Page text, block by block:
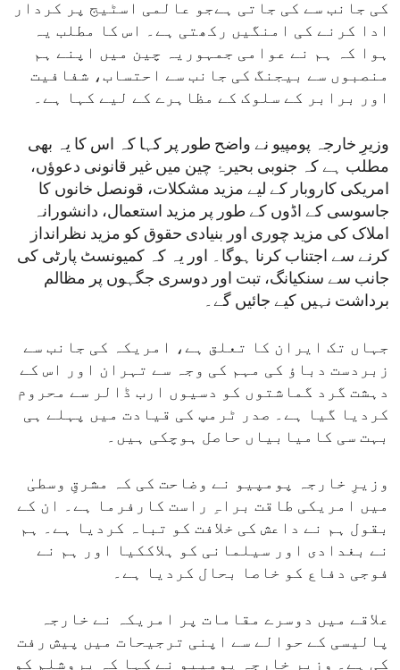
کی جانب سے کی جاتی ہےجو عالمی اسٹیج پر کردار
ادا کرنے کی امنگیں رکھتی ہے۔ اس کا مطلب یہ
ہوا کہ ہم نے عوامی جمہوریہ چین میں اپنے ہم
منصبوں سے بیجنگ کی جانب سے احتساب، شفافیت
اور برابر کے سلوک کے مظاہرے کے لیے کہا ہے۔
وزیرِ خارجہ پومپیو نے واضح طور پر کہا کہ اس کا یہ بھی
مطلب ہے کہ جنوبی بحیرۂ چین میں غیر قانونی دعوؤں،
امریکی کاروبار کے لیے مزید مشکلات، قونصل خانوں کا
جاسوسی کے اڈوں کے طور پر مزید استعمال، دانشورانہ
املاک کی مزید چوری اور بنیادی حقوق کو مزید نظرانداز
کرنے سے اجتناب کرنا ہوگا۔ اور یہ کہ کمیونسٹ پارٹی کی
جانب سے سنکیانگ، تبت اور دوسری جگہوں پر مظالم
برداشت نہیں کیے جائیں گے۔
جہاں تک ایران کا تعلق ہے، امریکہ کی جانب سے
زبردست دباؤ کی مہم کی وجہ سے تہران اور اس کے
دہشت گرد گماشتوں کو دسیوں ارب ڈالر سے محروم
کردیا گیا ہے۔ صدر ٹرمپ کی قیادت میں پہلے ہی
بہت سی کامیابیاں حاصل ہوچکی ہیں۔
وزیرِ خارجہ پومپیو نے وضاحت کی کہ مشرقِ وسطیٰ
میں امریکی طاقت براہِ راست کارفرما ہے۔ ان کے
بقول ہم نے داعش کی خلافت کو تباہ کردیا ہے۔ ہم
نے بغدادی اور سیلمانی کو ہلاککیا اور ہم نے
فوجی دفاع کو خاصا بحال کردیا ہے۔
علاقے میں دوسرے مقامات پر امریکہ نے خارجہ
پالیسی کے حوالے سے اپنی ترجیحات میں پیش رفت
کی ہے۔ وزیرِ خارجہ پومپیو نے کہا کہ یروشلم کو